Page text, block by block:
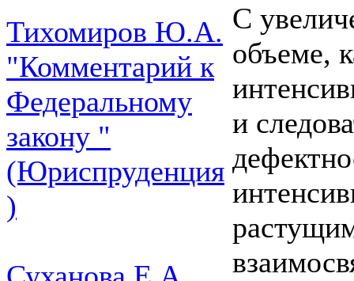
Тихомиров Ю.А.
"Комментарий к
Федеральному
закону "
(Юриспруденция
)
С
объеме,
и